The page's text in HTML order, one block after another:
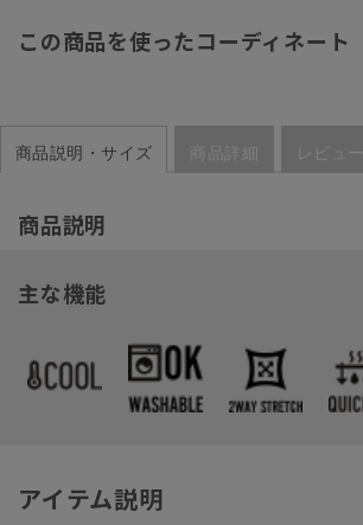
この商品を使ったコーディネート
商品説明・サイズ 商品詳細 レビュー
商品説明
主な機能
アイテム説明